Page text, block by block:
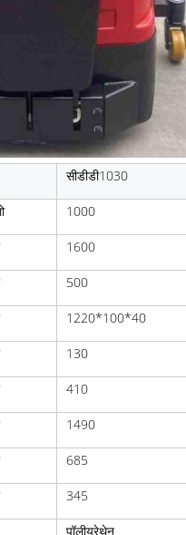
सीडीडी1030
1000
1600
500
1220*100*40
130
410
1490
685
345
पॉलीयूरेथेन